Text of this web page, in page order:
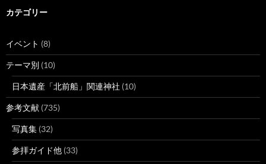
カテゴリー
イベント (8)
テーマ別 (10)
日本遺産「北前船」関連神社 (10)
参考文献 (735)
写真集 (32)
参拝ガイド他 (33)